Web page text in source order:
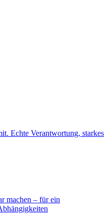
Echte Verantwortung, starkes
machen – für ein